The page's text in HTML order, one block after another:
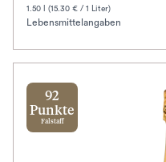
1.50 l (15.30 € / 1 Liter)
Lebensmittelangaben
92
Punkte
Falstaff